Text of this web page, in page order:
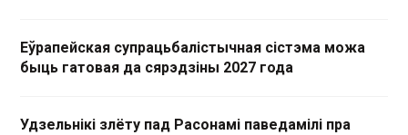
Еўрапейская супрацьбалістычная сістэма можа
быць гатовая да сярэдзіны 2027 года
Удзельнікі злёту пад Расонамі паведамілі пра